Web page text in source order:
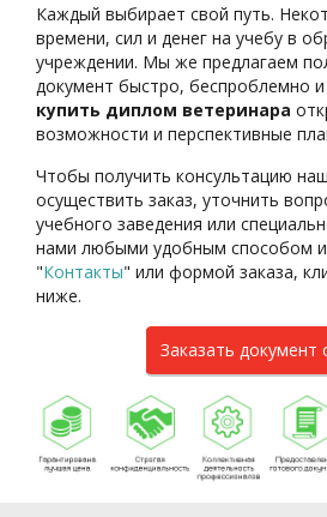
Каждый выбирает свой путь.
времени, сил и денег на учебу в
учреждении. Мы же предлагаем
документ быстро, беспроблемно
купить диплом ветеринара
возможности и перспективные
Чтобы получить консультацию
осуществить заказ, уточнить
учебного заведения или
нами любыми удобным способом
"Контакты" или формой заказа,
ниже.
Заказать документ